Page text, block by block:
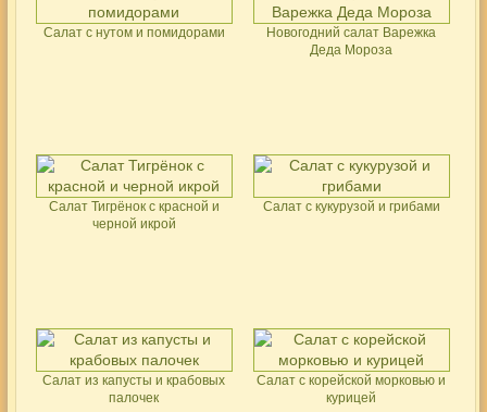
Салат с нутом и помидорами
Новогодний салат Варежка
Деда Мороза
Салат Тигрёнок с красной и
черной икрой
Салат с кукурузой и грибами
Салат из капусты и крабовых
палочек
Салат с корейской морковью и
курицей